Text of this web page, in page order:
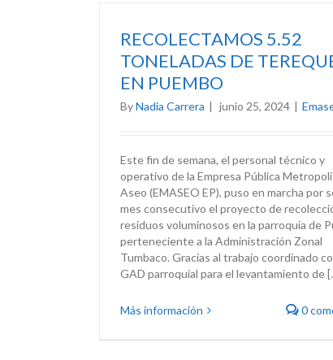
RECOLECTAMOS 5.52
TONELADAS DE
EN PUEMBO
ByNadia Carrera | junio 25, 2024 |
Este fin de semana, el personal técnico y
operativo de la Empresa Pública
Aseo (EMASEO EP), puso en marcha por
mes consecutivo el proyecto de
residuos voluminosos en la parroquia de
perteneciente a la Administración Zonal
Tumbaco. Gracias al trabajo coordinado
GAD parroquial para el levantamiento de
Más información 0